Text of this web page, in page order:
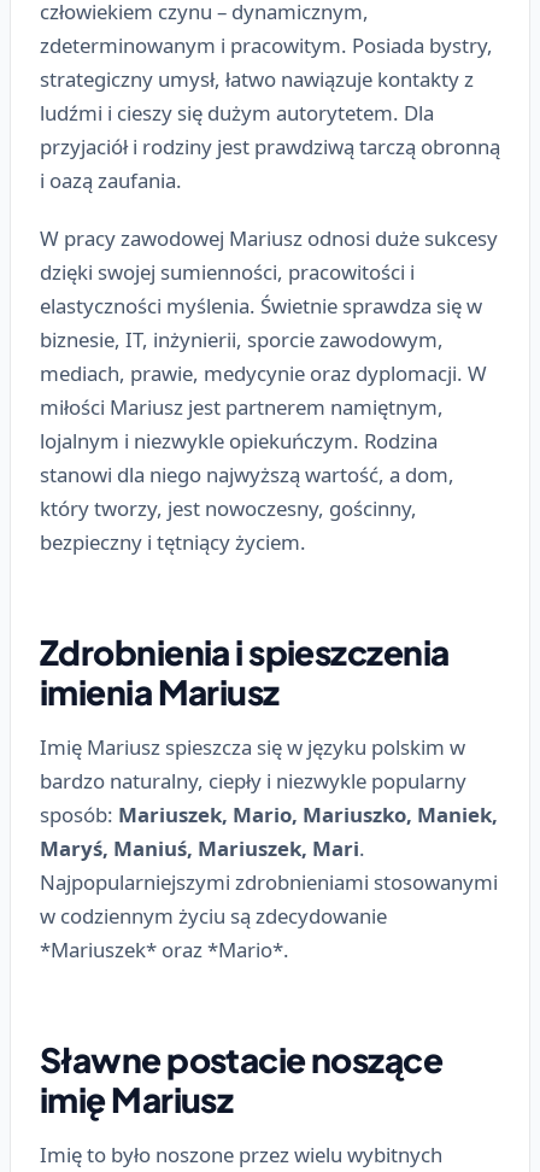
człowiekiem czynu – dynamicznym,
zdeterminowanym i pracowitym. Posiada bystry,
strategiczny umysł, łatwo nawiązuje kontakty z
ludźmi i cieszy się dużym autorytetem. Dla
przyjaciół i rodziny jest prawdziwą tarczą obronną
i oazą zaufania.
W pracy zawodowej Mariusz odnosi duże sukcesy
dzięki swojej sumienności, pracowitości i
elastyczności myślenia. Świetnie sprawdza się w
biznesie, IT, inżynierii, sporcie zawodowym,
mediach, prawie, medycynie oraz dyplomacji. W
miłości Mariusz jest partnerem namiętnym,
lojalnym i niezwykle opiekuńczym. Rodzina
stanowi dla niego najwyższą wartość, a dom,
który tworzy, jest nowoczesny, gościnny,
bezpieczny i tętniący życiem.
Zdrobnienia i spieszczenia
imienia Mariusz
Imię Mariusz spieszcza się w języku polskim w
bardzo naturalny, ciepły i niezwykle popularny
sposób: Mariuszek, Mario, Mariuszko, Maniek,
Maryś, Maniuś, Mariuszek, Mari.
Najpopularniejszymi zdrobnieniami stosowanymi
w codziennym życiu są zdecydowanie
*Mariuszek* oraz *Mario*.
Sławne postacie noszące
imię Mariusz
Imię to było noszone przez wielu wybitnych